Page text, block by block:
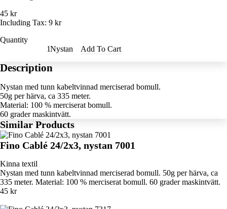
45 kr
Including Tax: 9 kr
Quantity
Nystan
Add To Cart
Description
Nystan med tunn kabeltvinnad merciserad bomull.
50g per härva, ca 335 meter.
Material: 100 % merciserat bomull.
60 grader maskintvätt.
Similar Products
Fino Cablé 24/2x3, nystan 7001
Kinna textil
Nystan med tunn kabeltvinnad merciserad bomull. 50g per härva, ca
335 meter. Material: 100 % merciserat bomull. 60 grader maskintvätt.
45 kr